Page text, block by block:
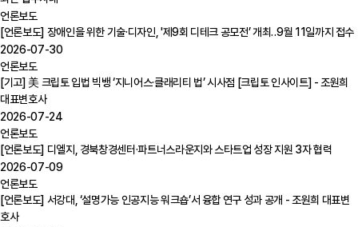
언론보도
[언론보도] 장애인을 위한 기술·디자인, '제9회 디테크 공모전’ 개최‥9월 11일까지 접수
2026-07-30
언론보도
[기고] 美 크립토 입법 빅뱅 ‘지니어스·클래리티 법’ 시사점 [크립토 인사이트] - 조원희
대표변호사
2026-07-24
언론보도
[언론보도] 디엘지, 경북창경센터·파트너스라운지와 스타트업 성장 지원 3자 협력
2026-07-09
언론보도
[언론보도] 서강대, ‘설명가능 인공지능 워크숍’서 융합 연구 성과 공개 - 조원희 대표변
호사